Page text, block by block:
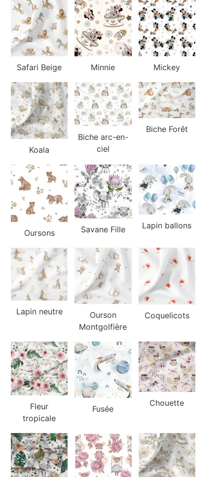
Safari Beige Minnie Mickey
Koala
Biche arc-en-
ciel
Biche Forêt
Oursons Savane Fille Lapin ballons
Lapin neutre
Ourson
Montgolfière
Coquelicots
Fleur
tropicale
Fusée
Chouette